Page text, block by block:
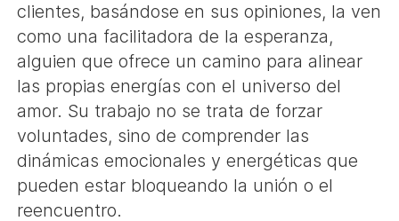
clientes, basándose en sus opiniones, la ven
como una facilitadora de la esperanza,
alguien que ofrece un camino para alinear
las propias energías con el universo del
amor. Su trabajo no se trata de forzar
voluntades, sino de comprender las
dinámicas emocionales y energéticas que
pueden estar bloqueando la unión o el
reencuentro.